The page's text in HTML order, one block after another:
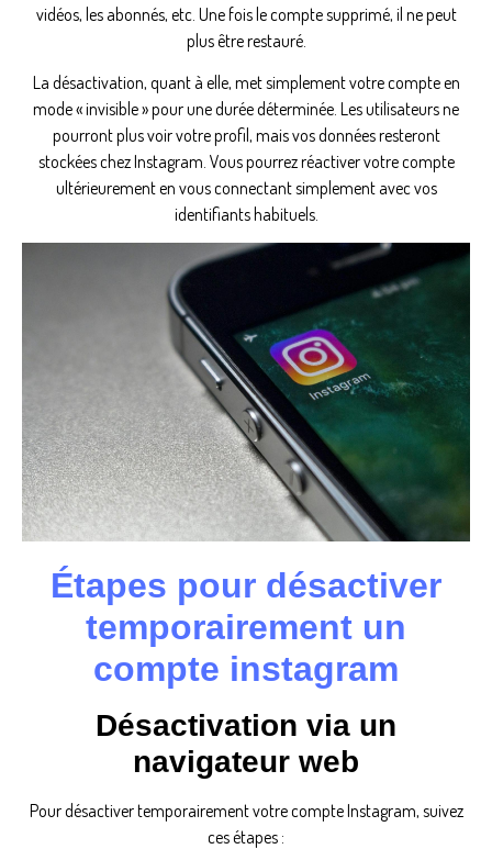
vidéos, les abonnés, etc. Une fois le compte supprimé, il ne peut
plus être restauré.
La désactivation, quant à elle, met simplement votre compte en
mode « invisible » pour une durée déterminée. Les utilisateurs ne
pourront plus voir votre profil, mais vos données resteront
stockées chez Instagram. Vous pourrez réactiver votre compte
ultérieurement en vous connectant simplement avec vos
identifiants habituels.
Étapes pour désactiver
temporairement un
compte instagram
Désactivation via un
navigateur web
Pour désactiver temporairement votre compte Instagram, suivez
ces étapes :